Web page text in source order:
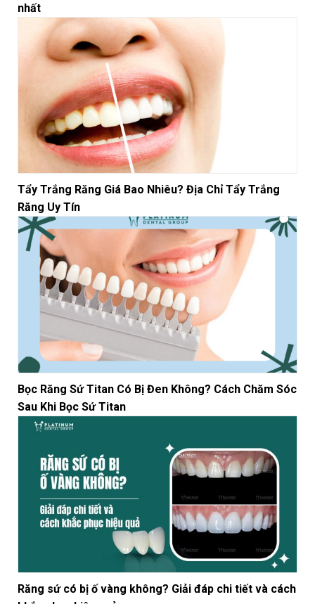
nhất
Tẩy Trắng Răng Giá Bao Nhiêu? Địa Chỉ Tẩy Trắng
Răng Uy Tín
Bọc Răng Sứ Titan Có Bị Đen Không? Cách Chăm Sóc
Sau Khi Bọc Sứ Titan
Răng sứ có bị ố vàng không? Giải đáp chi tiết và cách